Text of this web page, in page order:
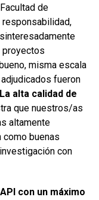
de
responsabilidad,
proyectos
misma escala
fueron
La alta calidad de
que nuestros/as
altamente
buenas
con
con un máximo